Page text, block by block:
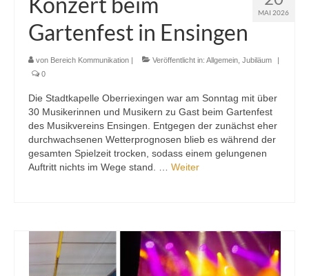
MAI 2026
Gartenfest in Ensingen
von Bereich Kommunikation | Veröffentlicht in: Allgemein Jubiläum
|
0
Die Stadtkapelle Oberriexingen war am Sonntag mit über
30 Musikerinnen und Musikern zu Gast beim Gartenfest
des Musikvereins Ensingen. Entgegen der zunächst eher
durchwachsenen Wetterprognosen blieb es während der
gesamten Spielzeit trocken, sodass einem gelungenen
Auftritt nichts im Wege stand. … Weiter